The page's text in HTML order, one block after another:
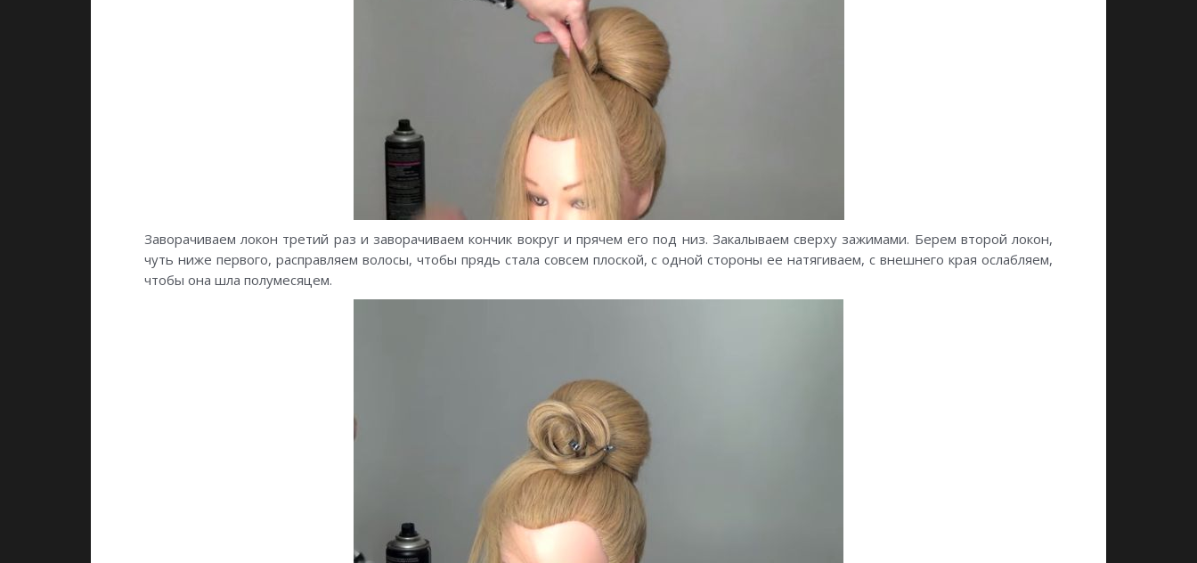
Заворачиваем локон третий раз и заворачиваем кончик вокруг и прячем его под низ. Закалываем сверху зажимами. Берем второй локон,
чуть ниже первого, расправляем волосы, чтобы прядь стала совсем плоской, с одной стороны ее натягиваем, с внешнего края ослабляем,
чтобы она шла полумесяцем.